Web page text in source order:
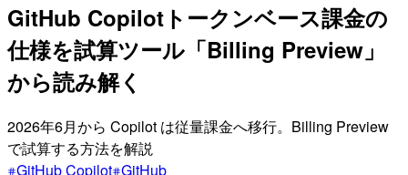
GitHub Copilotトークンベース課金の
仕様を試算ツール「Billing Preview」
から読み解く
2026年6月から Copilot は従量課金へ移行。Billing Preview
で試算する方法を解説
GitHub Copilot GitHub